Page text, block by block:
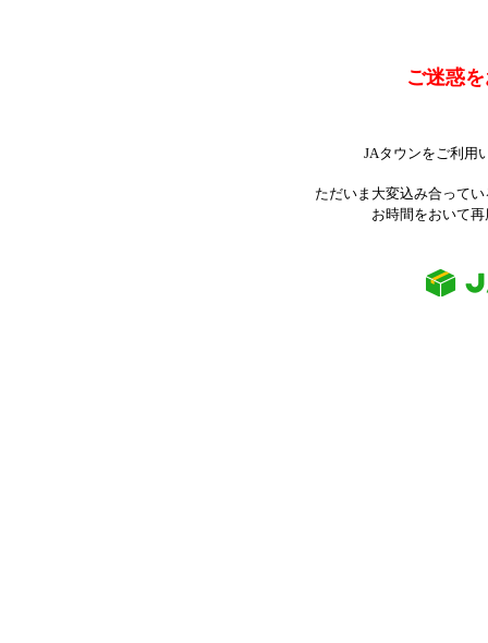
ご迷惑
JAタウンをご利用
ただいま大変込み合って
お時間をおいて